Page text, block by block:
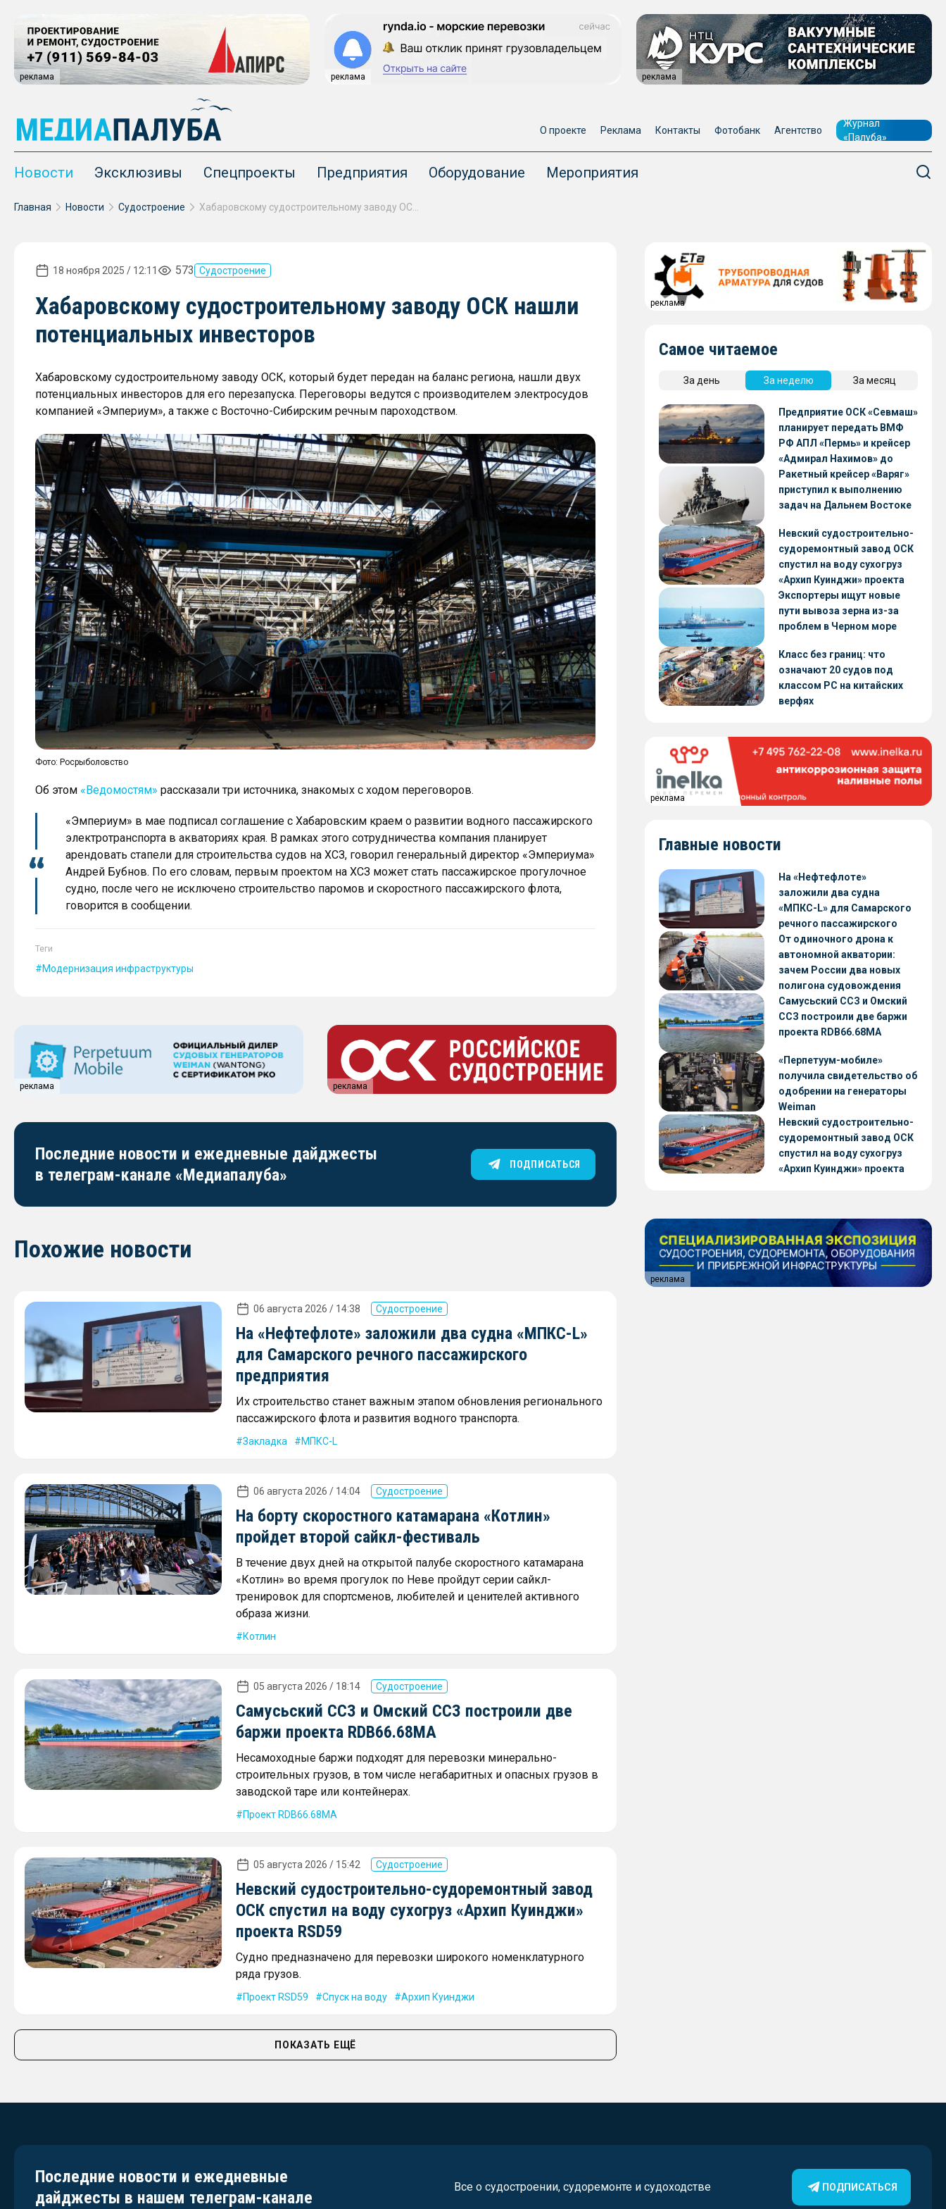
реклама реклама реклама
О проекте Реклама Контакты Фотобанк Агентство
Журнал
«Палуба»
Новости Эксклюзивы Спецпроекты Предприятия Оборудование Мероприятия
Главная Новости Судостроение
18 ноября 2025 / 12:11 573 Судостроение
Хабаровскому судостроительному заводу ОСК нашли
потенциальных инвесторов
Хабаровскому судостроительному заводу ОСК, который будет передан на баланс региона, нашли двух
потенциальных инвесторов для его перезапуска. Переговоры ведутся с производителем электросудов
компанией «Эмпериум», а также с Восточно-Сибирским речным пароходством.
Фото: Росрыболовство
Об этом «Ведомостям» рассказали три источника, знакомых с ходом переговоров.
«Эмпериум» в мае подписал соглашение с Хабаровским краем о развитии водного пассажирского
электротранспорта в акваториях края. В рамках этого сотрудничества компания планирует
арендовать стапели для строительства судов на ХСЗ, говорил генеральный директор «Эмпериума»
Андрей Бубнов. По его словам, первым проектом на ХСЗ может стать пассажирское прогулочное
судно, после чего не исключено строительство паромов и скоростного пассажирского флота,
говорится в сообщении.
Теги
Модернизация инфраструктуры
реклама реклама
Последние новости и ежедневные дайджесты
в телеграм-канале «Медиапалуба»
ПОДПИСАТЬСЯ
Похожие новости
06 августа 2026 / 14:38 Судостроение
На «Нефтефлоте» заложили два судна «МПКС-L»
для Самарского речного пассажирского
предприятия
Их строительство станет важным этапом обновления регионального
пассажирского флота и развития водного транспорта.
Закладка МПКС-L
06 августа 2026 / 14:04 Судостроение
На борту скоростного катамарана «Котлин»
пройдет второй сайкл-фестиваль
В течение двух дней на открытой палубе скоростного катамарана
«Котлин» во время прогулок по Неве пройдут серии сайкл-
тренировок для спортсменов, любителей и ценителей активного
образа жизни.
Котлин
05 августа 2026 / 18:14 Судостроение
Самусьский ССЗ и Омский ССЗ построили две
баржи проекта RDB66.68МА
Несамоходные баржи подходят для перевозки минерально-
строительных грузов, в том числе негабаритных и опасных грузов в
заводской таре или контейнерах.
Проект RDB66.68МА
05 августа 2026 / 15:42 Судостроение
Невский судостроительно-судоремонтный завод
ОСК спустил на воду сухогруз «Архип Куинджи»
проекта RSD59
Судно предназначено для перевозки широкого номенклатурного
ряда грузов.
Проект RSD59 Спуск на воду Архип Куинджи
ПОКАЗАТЬ ЕЩЁ
реклама
Самое читаемое
За день За неделю За месяц
Предприятие ОСК «Севмаш»
планирует передать ВМФ
РФ АПЛ «Пермь» и крейсер
«Адмирал Нахимов» до
конца 2026 года
Ракетный крейсер «Варяг»
приступил к выполнению
задач на Дальнем Востоке
Невский судостроительно-
судоремонтный завод ОСК
спустил на воду сухогруз
«Архип Куинджи» проекта
RSD59
Экспортеры ищут новые
пути вывоза зерна из-за
проблем в Черном море
Класс без границ: что
означают 20 судов под
классом РС на китайских
верфях
реклама
Главные новости
На «Нефтефлоте»
заложили два судна
«МПКС-L» для Самарского
речного пассажирского
предприятия
От одиночного дрона к
автономной акватории:
зачем России два новых
полигона судовождения
Самусьский ССЗ и Омский
ССЗ построили две баржи
проекта RDB66.68МА
«Перпетуум-мобиле»
получила свидетельство об
одобрении на генераторы
Weiman
Невский судостроительно-
судоремонтный завод ОСК
спустил на воду сухогруз
«Архип Куинджи» проекта
реклама
Последние новости и ежедневные
дайджесты в нашем телеграм-канале
Все о судостроении, судоремонте и судоходстве ПОДПИСАТЬСЯ